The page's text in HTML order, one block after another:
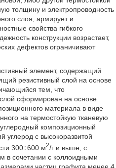
толщину и электропроводность
слоя, армирует и
свойства гибкого
конструкции возрастает,
дефектов ограничивают
элемент, содержащий
резистивный слой на основе
тем, что
сформирован на основе
материала в виде
на термостойкую тканевую
композиционный
углерод с высокоразвитой
300÷600 м2/г и выше, с
в сочетании с коллоидными